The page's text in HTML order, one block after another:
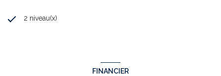
2 niveau(x)
FINANCIER